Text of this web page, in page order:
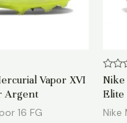
Vapor XVI
Argent
16 FG
Note
0
sur
Nike
Elite
Nike